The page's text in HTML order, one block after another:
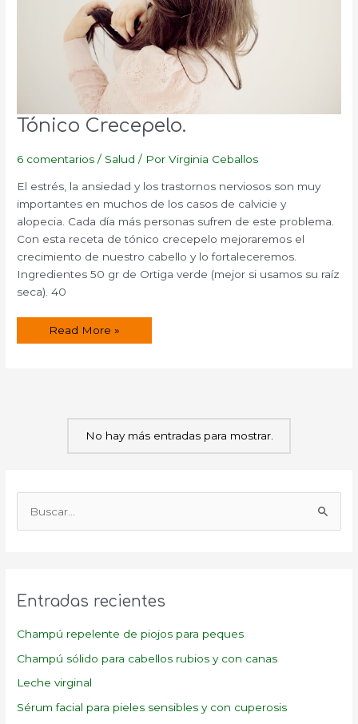
Tónico Crecepelo.
6 comentarios / Salud / PorVirginia Ceballos
El estrés, la ansiedad y los trastornos nerviosos son muy
importantes en muchos de los casos de calvicie y
alopecia. Cada día más personas sufren de este problema.
Con esta receta de tónico crecepelo mejoraremos el
crecimiento de nuestro cabello y lo fortaleceremos.
Ingredientes 50 gr de Ortiga verde (mejor si usamos su raíz
seca). 40
Tónico
Read More »
No hay más entradas para mostrar.
r
p
o
Entradas recientes
Champú repelente de piojos para peques
Champú sólido para cabellos rubios y con canas
Leche virginal
Sérum facial para pieles sensibles y con cuperosis